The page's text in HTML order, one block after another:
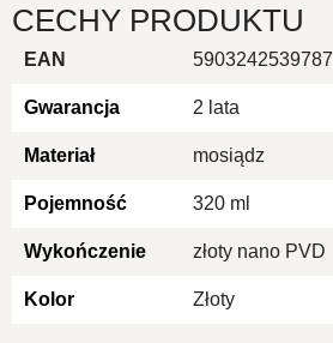
CECHY PRODUKTU
EAN 5903242539787
Gwarancja 2 lata
Materiał mosiądz
Pojemność 320 ml
Wykończenie złoty nano PVD
Kolor Złoty